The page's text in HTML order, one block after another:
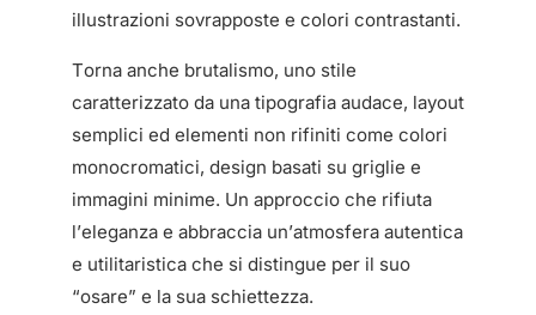
illustrazioni sovrapposte e colori contrastanti.
Torna anche brutalismo, uno stile
caratterizzato da una tipografia audace, layout
semplici ed elementi non rifiniti come colori
monocromatici, design basati su griglie e
immagini minime. Un approccio che rifiuta
l’eleganza e abbraccia un’atmosfera autentica
e utilitaristica che si distingue per il suo
“osare” e la sua schiettezza.